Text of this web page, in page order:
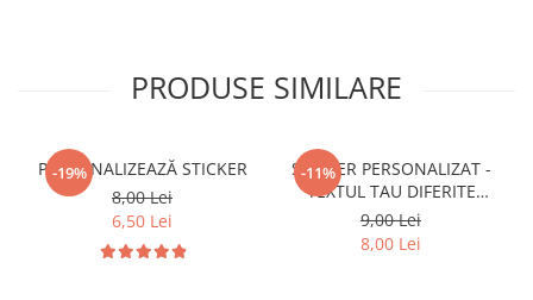
STICKERE UTILAJE AGRICOLE
STICKERE PERSONALIZATE
PRODUSE PERSONALIZATE FIRME
CARTI DE VIZITA
PRODUSE SIMILARE
-19%
PERSONALIZEAZĂ STICKER
8,00 Lei
6,50 Lei
-11%
STICKER PERSONALIZAT -
TEXTUL TAU DIFERITE
FONTURI
9,00 Lei
8,00 Lei